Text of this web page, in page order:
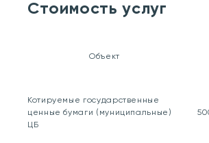
Стоимость услуг
Объект
Котируемые государственные
ценные бумаги (муниципальные)
ЦБ